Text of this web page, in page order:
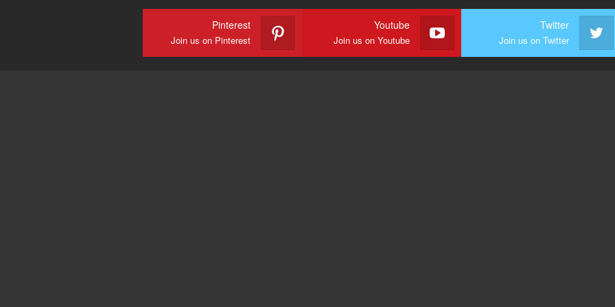
Twitter
Join us on Twitter
Youtube
Join us on Youtube
Pinterest
Join us on Pinterest